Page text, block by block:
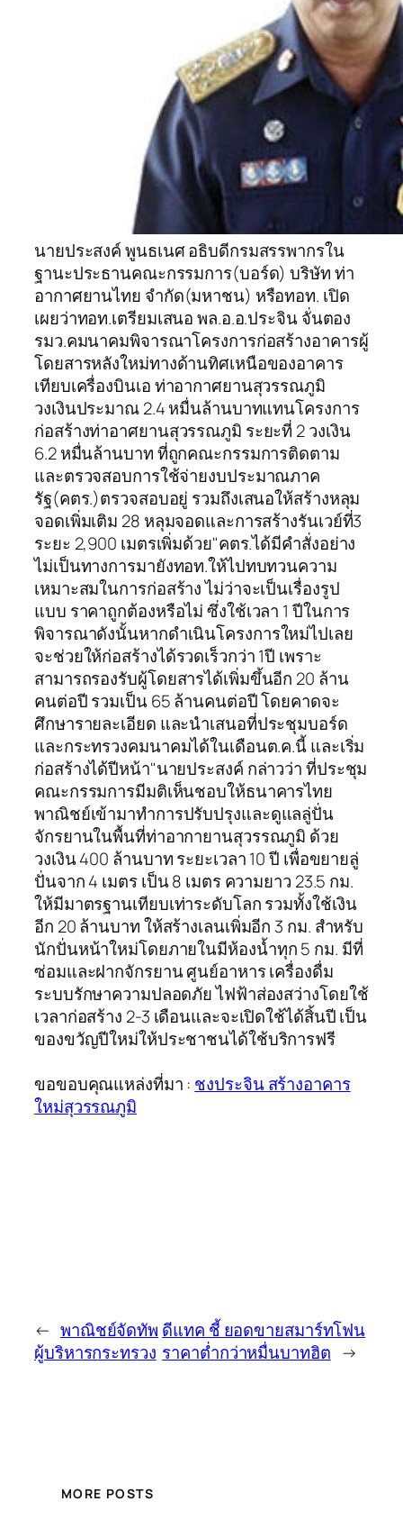
นายประสงค์ พูนธเนศ อธิบดีกรมสรรพากรใน
ฐานะประธานคณะกรรมการ(บอร์ด) บริษัท ท่า
อากาศยานไทย จำกัด(มหาชน) หรือทอท. เปิด
เผยว่าทอท.เตรียมเสนอ พล.อ.อ.ประจิน จั่นตอง
รมว.คมนาคมพิจารณาโครงการก่อสร้างอาคารผู้
โดยสารหลังใหม่ทางด้านทิศเหนือของอาคาร
เทียบเครื่องบินเอ ท่าอากาศยานสุวรรณภูมิ
วงเงินประมาณ 2.4 หมื่นล้านบาทแทนโครงการ
ก่อสร้างท่าอาศยานสุวรรณภูมิ ระยะที่ 2 วงเงิน
6.2 หมื่นล้านบาท ที่ถูกคณะกรรมการติดตาม
และตรวจสอบการใช้จ่ายงบประมาณภาค
รัฐ(คตร.)ตรวจสอบอยู่ รวมถึงเสนอให้สร้างหลุม
จอดเพิ่มเติม 28 หลุมจอดและการสร้างรันเวย์ที่3
ระยะ 2,900 เมตรเพิ่มด้วย"คตร.ได้มีคำสั่งอย่าง
ไม่เป็นทางการมายังทอท.ให้ไปทบทวนความ
เหมาะสมในการก่อสร้าง ไม่ว่าจะเป็นเรื่องรูป
แบบ ราคาถูกต้องหรือไม่ ซึ่งใช้เวลา 1 ปีในการ
พิจารณาดังนั้นหากดำเนินโครงการใหม่ไปเลย
จะช่วยให้ก่อสร้างได้รวดเร็วกว่า 1ปี เพราะ
สามารถรองรับผู้โดยสารได้เพิ่มขึ้นอีก 20 ล้าน
คนต่อปี รวมเป็น 65 ล้านคนต่อปี โดยคาดจะ
ศึกษารายละเอียด และนำเสนอที่ประชุมบอร์ด
และกระทรวงคมนาคมได้ในเดือนต.ค.นี้ และเริ่ม
ก่อสร้างได้ปีหน้า"นายประสงค์ กล่าวว่า ที่ประชุม
คณะกรรมการมีมติเห็นชอบให้ธนาคารไทย
พาณิชย์เข้ามาทำการปรับปรุงและดูแลลู่ปั่น
จักรยานในพื้นที่ท่าอากายานสุวรรณภูมิ ด้วย
วงเงิน 400 ล้านบาท ระยะเวลา 10 ปี เพื่อขยายลู่
ปั่นจาก 4 เมตร เป็น 8 เมตร ความยาว 23.5 กม.
ให้มีมาตรฐานเทียบเท่าระดับโลก รวมทั้งใช้เงิน
อีก 20 ล้านบาท ให้สร้างเลนเพิ่มอีก 3 กม. สำหรับ
นักปั่นหน้าใหม่โดยภายในมีห้องน้ำทุก 5 กม. มีที่
ซ่อมและฝากจักรยาน ศูนย์อาหาร เครื่องดื่ม
ระบบรักษาความปลอดภัย ไฟฟ้าส่องสว่างโดยใช้
เวลาก่อสร้าง 2-3 เดือนและจะเปิดใช้ได้สิ้นปี เป็น
ของขวัญปีใหม่ให้ประชาชนได้ใช้บริการฟรี
ขอขอบคุณแหล่งที่มา : ชงประจิน สร้างอาคาร
ใหม่สุวรรณภูมิ
← พาณิชย์จัดทัพ
ผู้บริหารกระทรวง
ดีแทค ชี้ ยอดขายสมาร์ทโฟน
ราคาต่ำกว่าหมื่นบาทฮิต →
MORE POSTS